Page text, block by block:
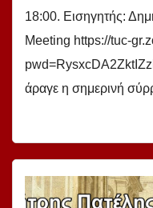
18:00. Εισηγητής:
Meeting https://tuc-
άραγε η σημερινή